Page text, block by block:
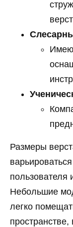
Размеры
пользователя
Небольшие
легко